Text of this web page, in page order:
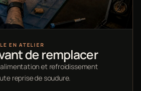
EN ATELIER
de remplacer
et refroidissement
reprise de soudure.